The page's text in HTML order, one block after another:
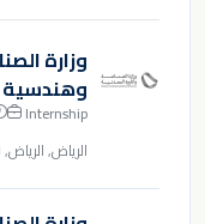
وهندسية
Internship
الرياض, الرياض, SAU